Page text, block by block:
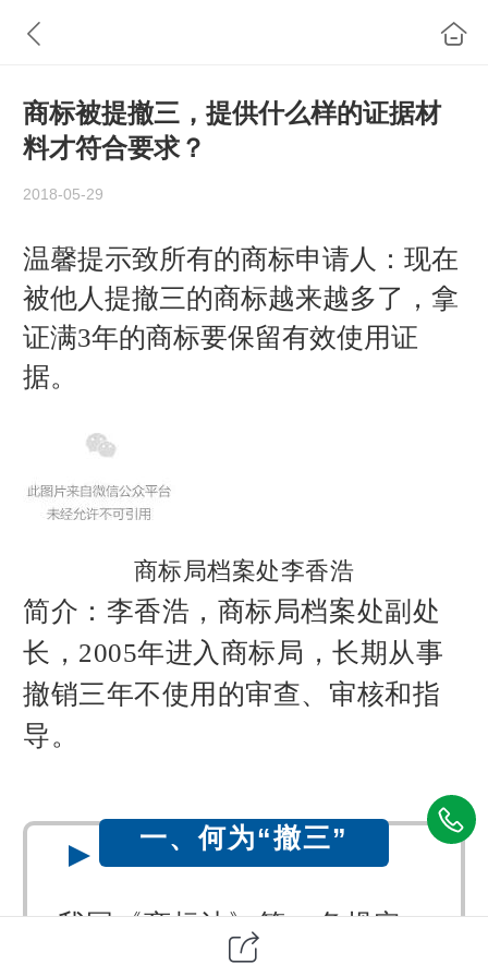
商标被提撤三，提供什么样的证据材
料才符合要求？
2018-05-29
温馨提示致所有的商标申请人：现在
被他人提撤三的商标越来越多了，拿
证满3年的商标要保留有效使用证
据。
商标局档案处李香浩
简介：李香浩，商标局档案处副处
长，2005年进入商标局，长期从事
撤销三年不使用的审查、审核和指
导。
一、何为“撤三”
我国《商标法》第49条规定，